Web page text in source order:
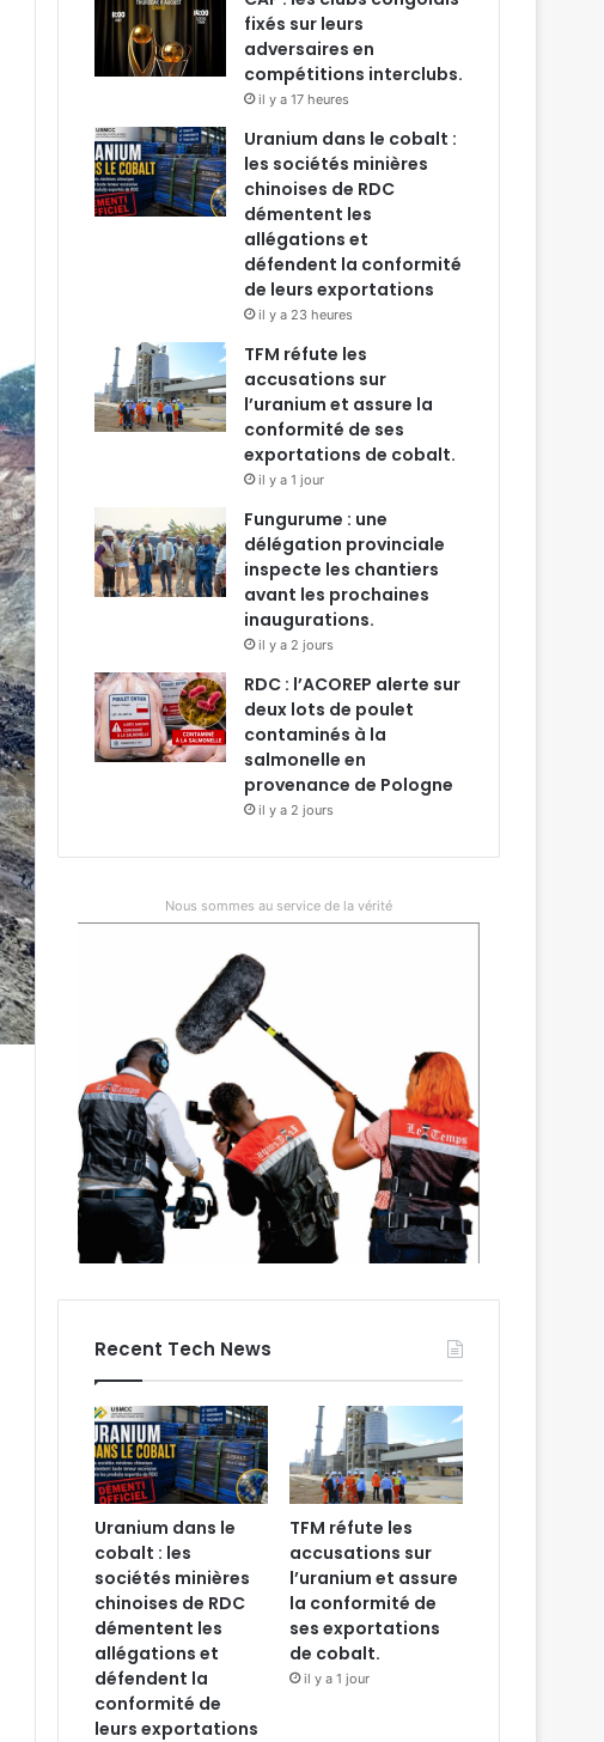
fixés sur leurs
adversaires en
compétitions interclubs.
il y a 17 heures
Uranium dans le cobalt :
les sociétés minières
chinoises de RDC
démentent les
allégations et
défendent la conformité
de leurs exportations
il y a 23 heures
TFM réfute les
accusations sur
l’uranium et assure la
conformité de ses
exportations de cobalt.
il y a 1 jour
Fungurume : une
délégation provinciale
inspecte les chantiers
avant les prochaines
inaugurations.
il y a 2 jours
RDC : l’ACOREP alerte sur
deux lots de poulet
contaminés à la
salmonelle en
provenance de Pologne
il y a 2 jours
Nous sommes au service de la vérité
Recent Tech News
Uranium dans le
cobalt : les
sociétés minières
chinoises de RDC
démentent les
allégations et
défendent la
conformité de
leurs exportations
TFM réfute les
accusations sur
l’uranium et assure
la conformité de
ses exportations
de cobalt.
il y a 1 jour